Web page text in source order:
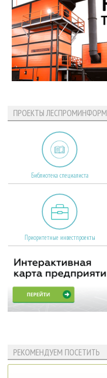
ПРОЕКТЫ ЛЕСПРОМИНФОРМ
Библиотека специалиста
Приоритетные инвестпроекты
РЕКОМЕНДУЕМ ПОСЕТИТЬ